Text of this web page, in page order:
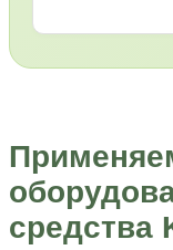
средства